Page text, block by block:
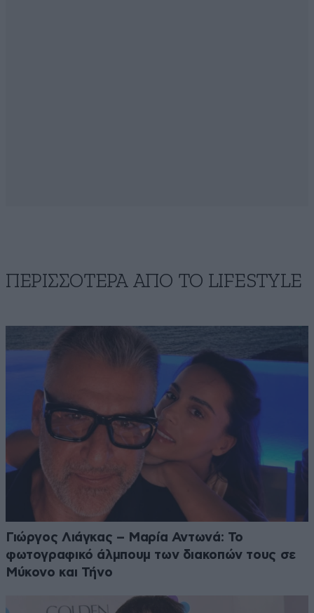
ΠΕΡΙΣΣΟΤΕΡΑ ΑΠΟ ΤΟ LIFESTYLE
Γιώργος Λιάγκας – Μαρία Αντωνά: Το
φωτογραφικό άλμπουμ των διακοπών τους σε
Μύκονο και Τήνο